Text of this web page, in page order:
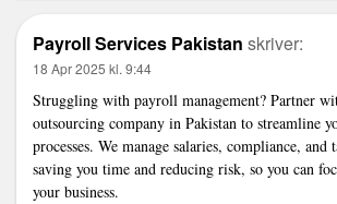
Payroll Services Pakistan skriver:
18 Apr 2025 kl. 9:44
Struggling with payroll management? Partner
outsourcing company in Pakistan to streamline
processes. We manage salaries, compliance,
saving you time and reducing risk, so you can
your business.